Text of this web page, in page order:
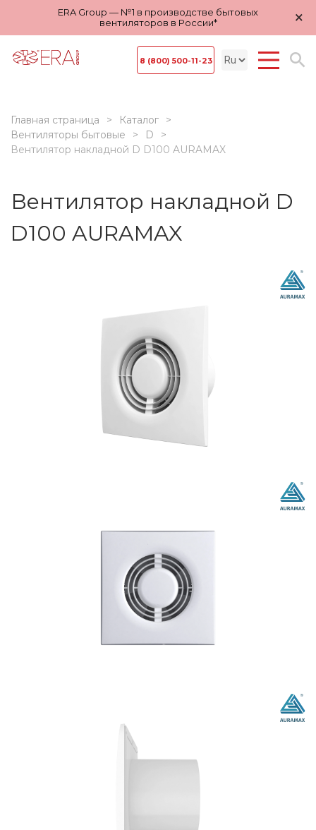
ERA Group — №1 в производстве бытовых
вентиляторов в России*
×
8 (800) 500-11-23
Главная страница
Каталог
Вентиляторы бытовые
D
Вентилятор накладной D D100 AURAMAX
Вентилятор накладной D
D100 AURAMAX